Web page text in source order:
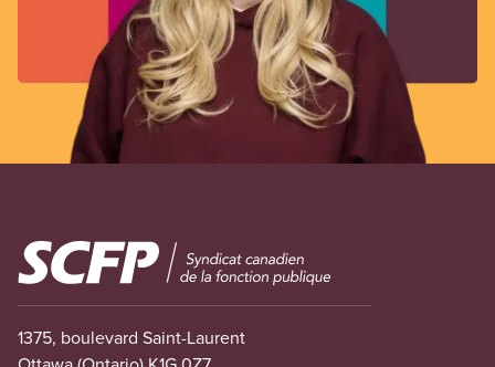
Image
1375, boulevard Saint-Laurent